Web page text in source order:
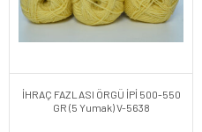
İHRAÇ FAZLASI ÖRGÜ İPİ 500-550
GR (5 Yumak) V-5638